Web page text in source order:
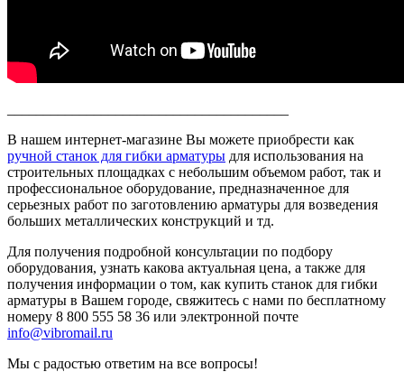
В нашем интернет-магазине Вы можете приобрести как
ручной станок для гибки арматуры для использования на
строительных площадках с небольшим объемом работ, так и
профессиональное оборудование, предназначенное для
серьезных работ по заготовлению арматуры для возведения
больших металлических конструкций и тд.
Для получения подробной консультации по подбору
оборудования, узнать какова актуальная цена, а также для
получения информации о том, как купить станок для гибки
арматуры в Вашем городе, свяжитесь с нами по бесплатному
номеру 8 800 555 58 36 или электронной почте
info@vibromail.ru
Мы с радостью ответим на все вопросы!